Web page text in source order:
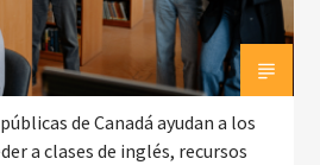
de Canadá ayudan a los
a clases de inglés, recursos